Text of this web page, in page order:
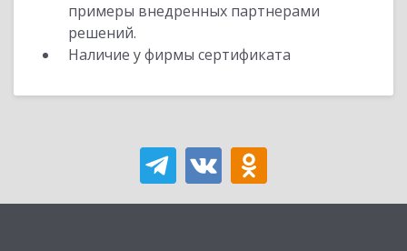
примеры внедренных партнерами
решений.
Наличие у фирмы сертификата